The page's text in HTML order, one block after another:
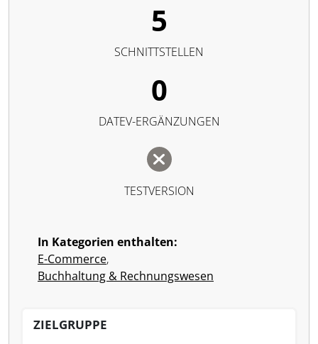
5
SCHNITTSTELLEN
0
DATEV-ERGÄNZUNGEN
TESTVERSION
In Kategorien enthalten:
E-Commerce,
Buchhaltung & Rechnungswesen
ZIELGRUPPE